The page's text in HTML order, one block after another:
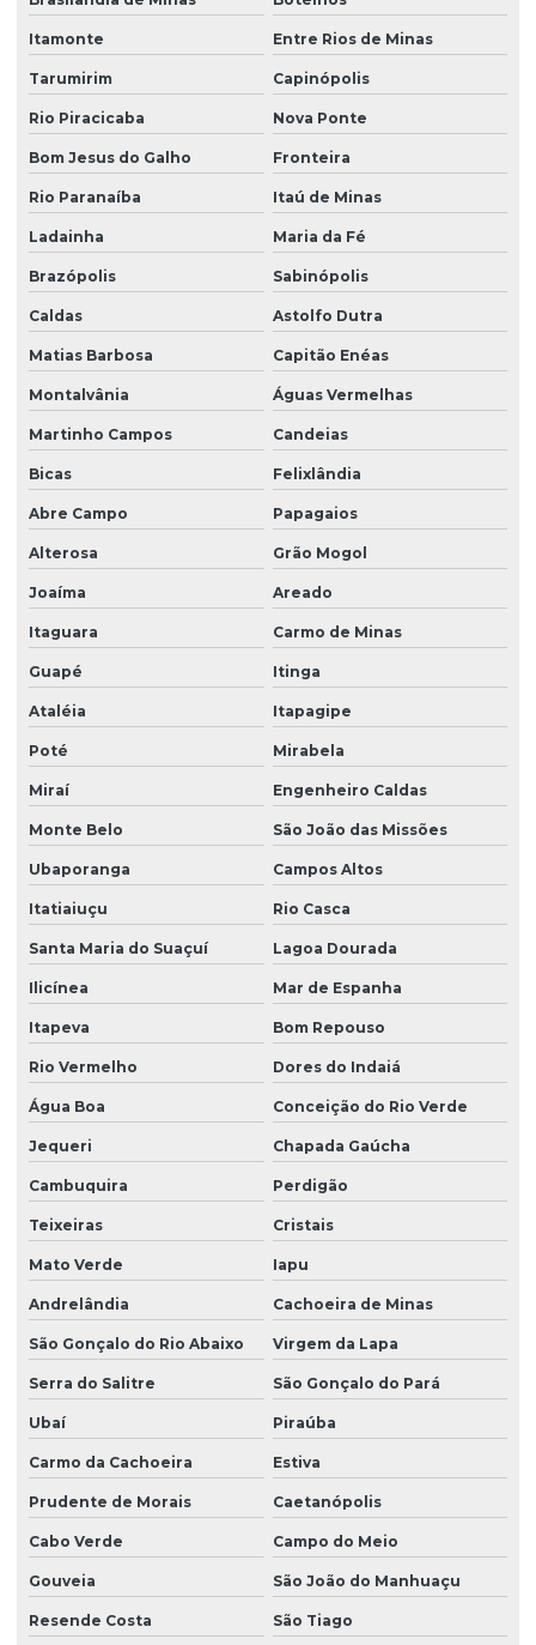
Itamonte Entre Rios de Minas
Tarumirim Capinópolis
Rio Piracicaba Nova Ponte
Bom Jesus do Galho Fronteira
Rio Paranaíba Itaú de Minas
Ladainha Maria da Fé
Brazópolis Sabinópolis
Caldas Astolfo Dutra
Matias Barbosa Capitão Enéas
Montalvânia Águas Vermelhas
Martinho Campos Candeias
Bicas Felixlândia
Abre Campo Papagaios
Alterosa Grão Mogol
Joaíma Areado
Itaguara Carmo de Minas
Guapé Itinga
Ataléia Itapagipe
Poté Mirabela
Miraí Engenheiro Caldas
Monte Belo São João das Missões
Ubaporanga Campos Altos
Itatiaiuçu Rio Casca
Santa Maria do Suaçuí Lagoa Dourada
Ilicínea Mar de Espanha
Itapeva Bom Repouso
Rio Vermelho Dores do Indaiá
Água Boa Conceição do Rio Verde
Jequeri Chapada Gaúcha
Cambuquira Perdigão
Teixeiras Cristais
Mato Verde Iapu
Andrelândia Cachoeira de Minas
São Gonçalo do Rio Abaixo Virgem da Lapa
Serra do Salitre São Gonçalo do Pará
Ubaí Piraúba
Carmo da Cachoeira Estiva
Prudente de Morais Caetanópolis
Cabo Verde Campo do Meio
Gouveia São João do Manhuaçu
Resende Costa São Tiago